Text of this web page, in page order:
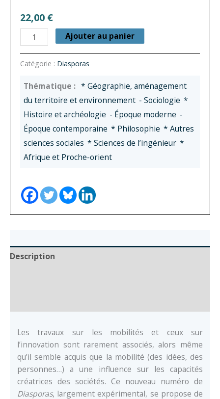
22,00 €
quantité
de
Diasporas
29
Mobilités
créatrices
Ajouter au panier
Catégorie : Diasporas
* Géographie, aménagement
du territoire et environnement - Sociologie *
Histoire et archéologie - Époque moderne -
Époque contemporaine * Philosophie * Autres
sciences sociales * Sciences de l’ingénieur *
Afrique et Proche-orient
Description
Les travaux sur les mobilités et ceux sur
l’innovation sont rarement associés, alors même
qu’il semble acquis que la mobilité (des idées, des
personnes…) a une influence sur les capacités
créatrices des sociétés. Ce nouveau numéro de
Diasporas, largement expérimental, se propose de